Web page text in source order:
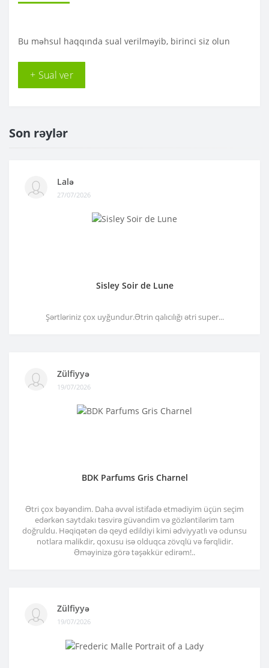
Bu məhsul haqqında sual verilməyib, birinci siz olun
+ Sual ver
Son rəylər
Lalə
27/07/2026
Sisley Soir de Lune
Şərtləriniz çox uyğundur.Ətrin qalıcılığı ətri super...
Zülfiyyə
19/07/2026
BDK Parfums Gris Charnel
Ətri çox bəyəndim. Daha əvvəl istifadə etmədiyim üçün seçim
edərkən saytdakı təsvirə güvəndim və gözləntilərim tam
doğruldu. Həqiqətən də qeyd edildiyi kimi ədviyyatlı və odunsu
notlara malikdir, qoxusu isə olduqca zövqlü və fərqlidir.
Əməyinizə görə təşəkkür edirəm!..
Zülfiyyə
19/07/2026